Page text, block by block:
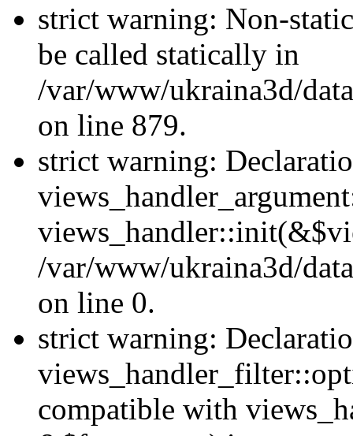
strict warning: Non-
be called statically in
/var/www/ukraina3d/
on line 879.
strict warning:
/var/www/ukraina3d/
on line 0.
strict warning:
compatible with